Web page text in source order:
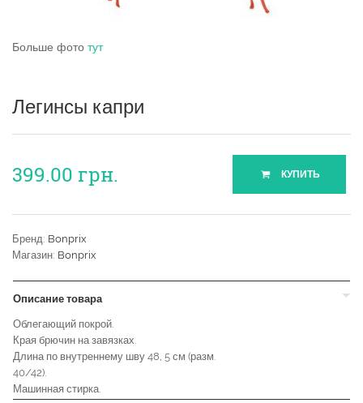
Больше фото тут
Легинсы капри
399.00 грн. КУПИТЬ
Бренд: Bonprix
Магазин: Bonprix
Описание товара
Облегающий покрой.
Края брючин на завязках.
Длина по внутреннему шву 48, 5 см (разм.
40/42).
Машинная стирка.